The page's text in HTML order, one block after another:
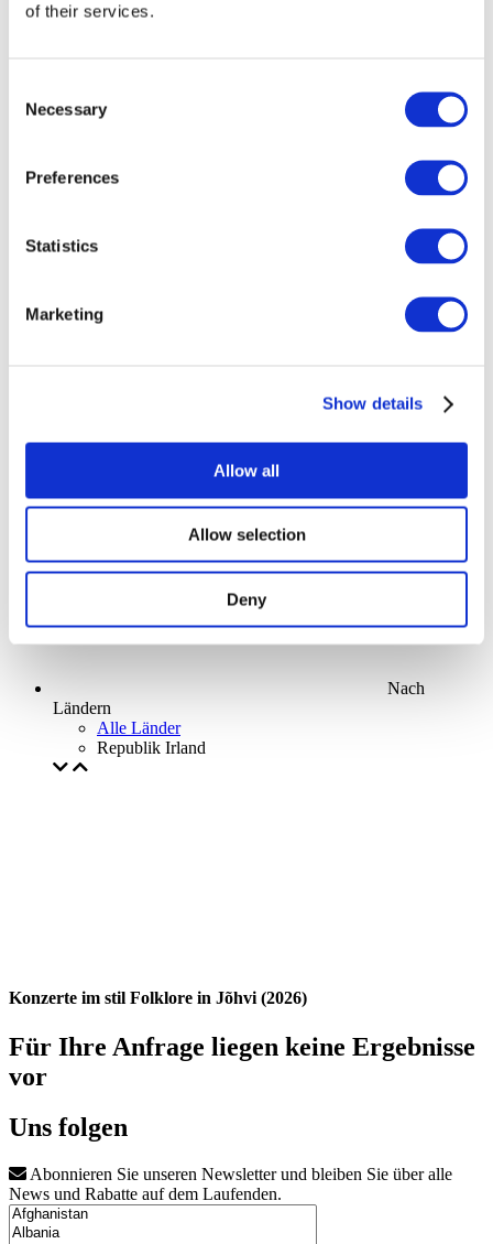
of their services.
Selection
Necessary
Preferences
Statistics
Marketing
Show details
Allow all
Allow selection
Deny
Ohne Subgenre
Anwenden
Nach
Ländern
Alle Länder
Republik Irland
Konzerte im stil Folklore in Jõhvi (2026)
Für Ihre Anfrage liegen keine Ergebnisse
vor
Uns folgen
Abonnieren Sie unseren Newsletter und bleiben Sie über alle
News und Rabatte auf dem Laufenden.